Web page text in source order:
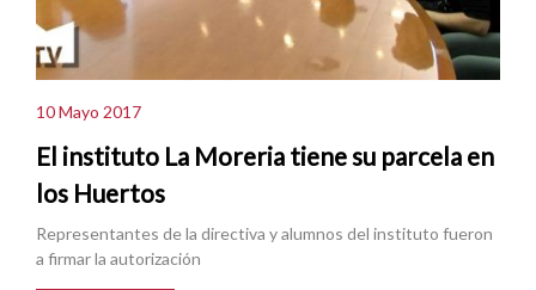
10 Mayo 2017
El instituto La Moreria tiene su parcela en
los Huertos
Representantes de la directiva y alumnos del instituto fueron
a firmar la autorización